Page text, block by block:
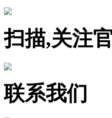
扫描,关注
联系我们